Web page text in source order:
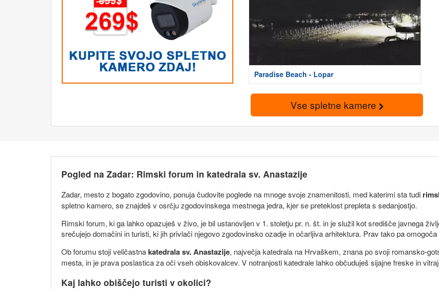
Paradise Beach - Lopar
Vse spletne kamere
Pogled na Zadar: Rimski forum in katedrala sv. Anastazije
Zadar, mesto z bogato zgodovino, ponuja čudovite poglede na mnoge svoje znamenitosti, med katerimi sta tudi
spletno kamero, se znajdeš v osrčju zgodovinskega mestnega jedra, kjer se preteklost prepleta s sedanjostjo.
Rimski forum, ki ga lahko opazuješ v živo, je bil ustanovljen v 1. stoletju pr. n. št. in je služil kot središče javnega
srečujejo domačini in turisti, ki jih privlači njegovo zgodovinsko ozadje in očarljiva arhitektura. Prav tako pa
Ob forumu stoji veličastnakatedrala sv. Anastazije, največja katedrala na Hrvaškem, znana po svoji romansko-
mesta, in je prava poslastica za oči vseh obiskovalcev. V notranjosti katedrale lahko občuduješ sijajne freske in
Kaj lahko obiščejo turisti v okolici?